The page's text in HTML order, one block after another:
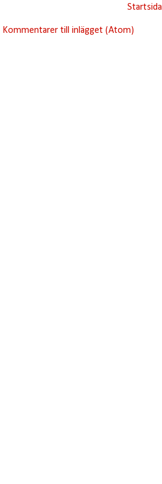
Startsida
Kommentarer till inlägget (Atom)